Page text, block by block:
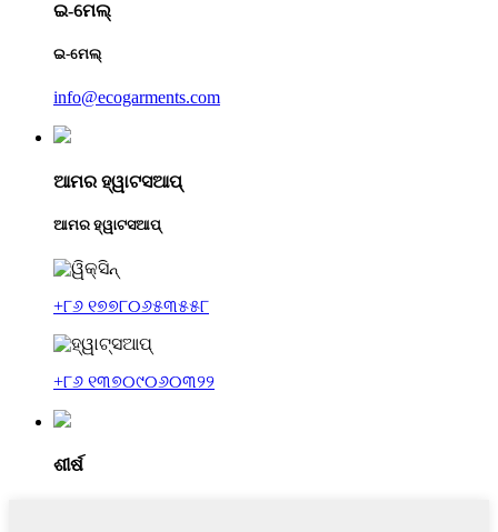
ଇ-ମେଲ୍
ଇ-ମେଲ୍
info@ecogarments.com
ଆମର ହ୍ୱାଟସଆପ୍
ଆମର ହ୍ୱାଟସଆପ୍
+୮୬ ୧୭୭୮୦୬୫୩୫୫୮
+୮୬ ୧୩୭୦୯୦୬୦୩୨୨
ଶୀର୍ଷ